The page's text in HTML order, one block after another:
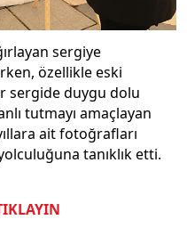
sergiye
özellikle eski
sergide duygu dolu
tutmayı amaçlayan
ait fotoğrafları
tanıklık etti.